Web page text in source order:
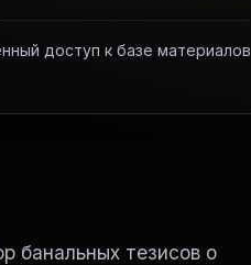
доступ к базе материалов
банальных тезисов о